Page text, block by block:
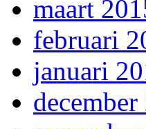
maart
februari
januari